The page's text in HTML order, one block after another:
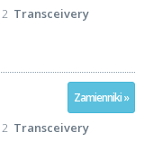
2 Transceivery
Zamienniki »
2 Transceivery